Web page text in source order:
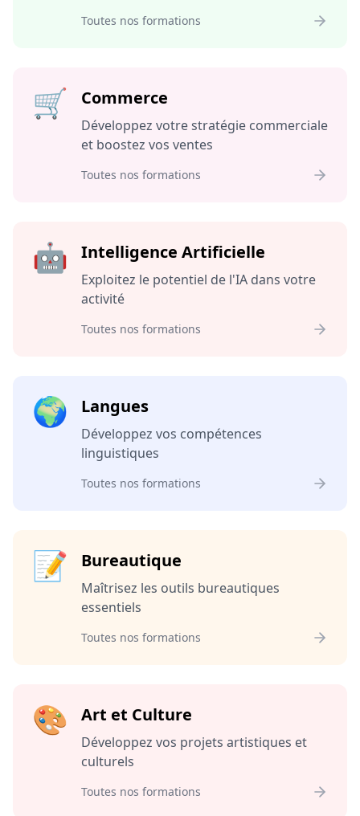
Toutes nos formations
🛒 Commerce
Développez votre stratégie commerciale
et boostez vos ventes
Toutes nos formations
🤖 Intelligence Artificielle
Exploitez le potentiel de l'IA dans votre
activité
Toutes nos formations
🌍 Langues
Développez vos compétences
linguistiques
Toutes nos formations
📝 Bureautique
Maîtrisez les outils bureautiques
essentiels
Toutes nos formations
🎨 Art et Culture
Développez vos projets artistiques et
culturels
Toutes nos formations